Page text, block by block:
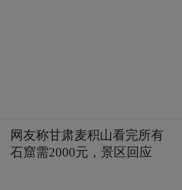
网友称甘肃麦积山看完所有
石窟需2000元，景区回应